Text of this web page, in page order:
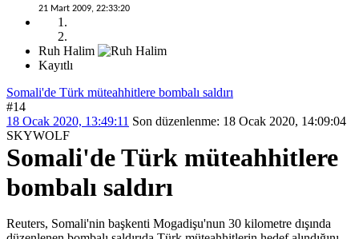
21 Mart 2009, 22:33:20
Ruh Halim
Kayıtlı
Somali'de Türk müteahhitlere bombalı saldırı
#14
18 Ocak 2020, 13:49:11 Son düzenlenme: 18 Ocak 2020, 14:09:04
SKYWOLF
Somali'de Türk müteahhitlere
bombalı saldırı
Reuters, Somali'nin başkenti Mogadişu'nun 30 kilometre dışında